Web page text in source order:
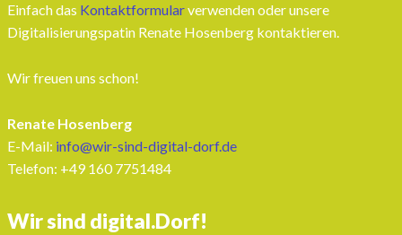
Einfach das Kontaktformularverwenden oder unsere
Digitalisierungspatin Renate Hosenberg kontaktieren.
Wir freuen uns schon!
Renate Hosenberg
E-Mail: info@wir-sind-digital-dorf.de
Telefon: ‭+49 160 7751484‬
Wir sind digital.Dorf!